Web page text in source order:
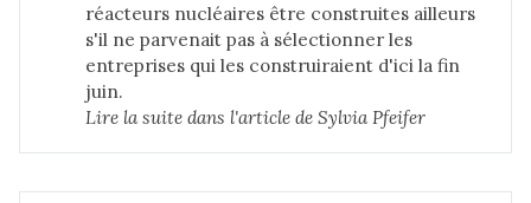
réacteurs nucléaires être construites ailleurs
s'il ne parvenait pas à sélectionner les
entreprises qui les construiraient d'ici la fin
juin.
Lire la suite dans l'article de Sylvia Pfeifer